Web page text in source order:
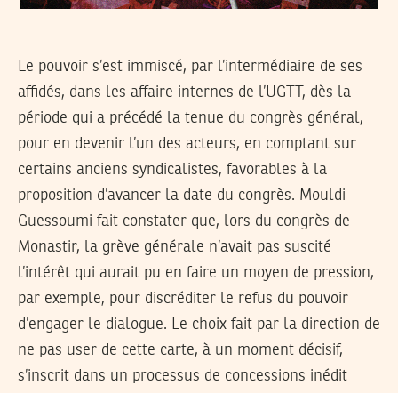
Le pouvoir s’est immiscé, par l’intermédiaire de ses
affidés, dans les affaire internes de l’UGTT, dès la
période qui a précédé la tenue du congrès général,
pour en devenir l’un des acteurs, en comptant sur
certains anciens syndicalistes, favorables à la
proposition d’avancer la date du congrès. Mouldi
Guessoumi fait constater que, lors du congrès de
Monastir, la grève générale n’avait pas suscité
l’intérêt qui aurait pu en faire un moyen de pression,
par exemple, pour discréditer le refus du pouvoir
d’engager le dialogue. Le choix fait par la direction de
ne pas user de cette carte, à un moment décisif,
s’inscrit dans un processus de concessions inédit